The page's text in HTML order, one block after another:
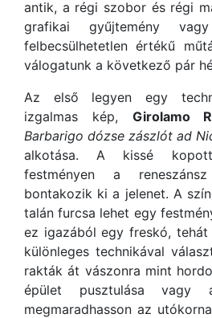
antik, a régi szobor és régi
grafikai gyűjtemény
felbecsülhetetlen értékű
válogatunk a következő pár
Az első legyen egy
izgalmas kép, Girolamo
Barbarigo dózse zászlót ad
alkotása. A kissé
festményen a
bontakozik ki a jelenet. A
talán furcsa lehet egy
ez igazából egy freskó,
különleges technikával
rakták át vászonra mint
épület pusztulása vagy
megmaradhasson az